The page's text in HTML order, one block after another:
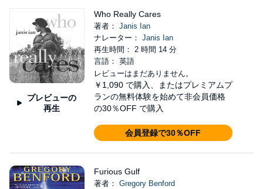
プレビューの
再生
Who Really Cares
著者： Janis Ian
ナレーター： Janis Ian
再生時間： 2 時間 14 分
言語： 英語
レビューはまだありません。
￥1,090 で購入、またはプレミアムプ
ランの無料体験を始めて非会員価格
の30％OFF で購入
会員登録で30％OFF
Furious Gulf
著者： Gregory Benford